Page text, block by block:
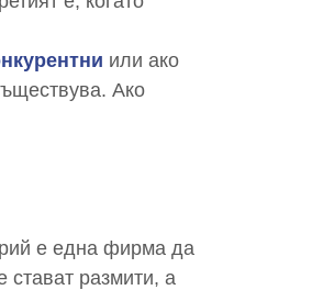
или ако
Ако
е една фирма да
размити, а